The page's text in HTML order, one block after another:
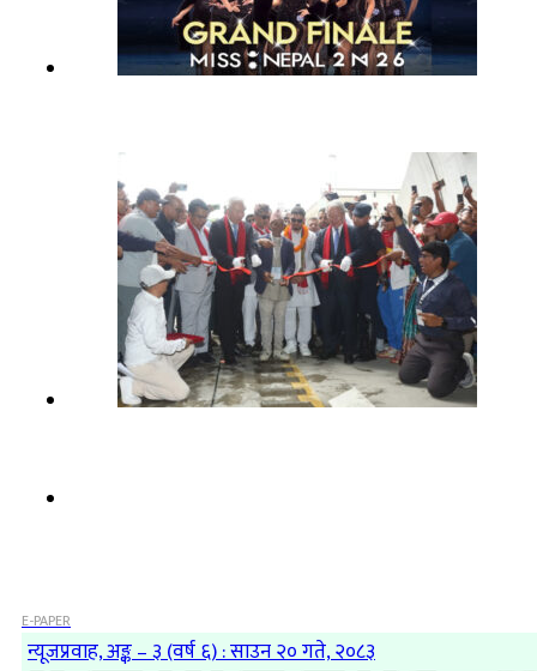
E-PAPER
न्यूजप्रवाह, अङ्क – ३ (वर्ष ६) : साउन २० गते, २०८३